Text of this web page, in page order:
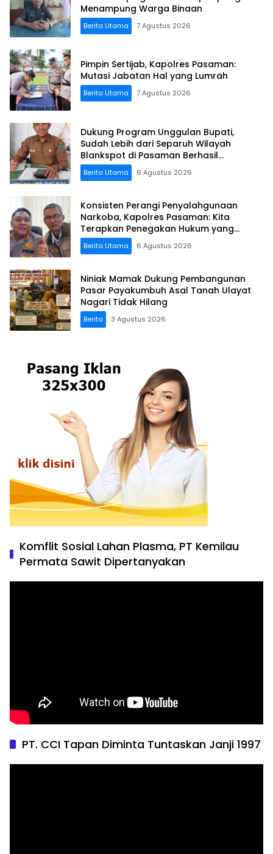
Menampung Warga Binaan
Berita Utama 7 Agustus 2026
Pimpin Sertijab, Kapolres Pasaman:
Mutasi Jabatan Hal yang Lumrah
Berita Utama 7 Agustus 2026
Dukung Program Unggulan Bupati,
Sudah Lebih dari Separuh Wilayah
Blankspot di Pasaman Berhasil
Terkoneksi
Berita Utama 6 Agustus 2026
Konsisten Perangi Penyalahgunaan
Narkoba, Kapolres Pasaman: Kita
Terapkan Penegakan Hukum yang
Tegas
Berita Utama 6 Agustus 2026
Niniak Mamak Dukung Pembangunan
Pasar Payakumbuh Asal Tanah Ulayat
Nagari Tidak Hilang
Berita 3 Agustus 2026
Komflit Sosial Lahan Plasma, PT Kemilau
Permata Sawit Dipertanyakan
PT. CCI Tapan Diminta Tuntaskan Janji 1997